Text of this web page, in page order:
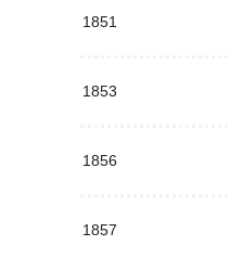
1851
1853
1856
1857